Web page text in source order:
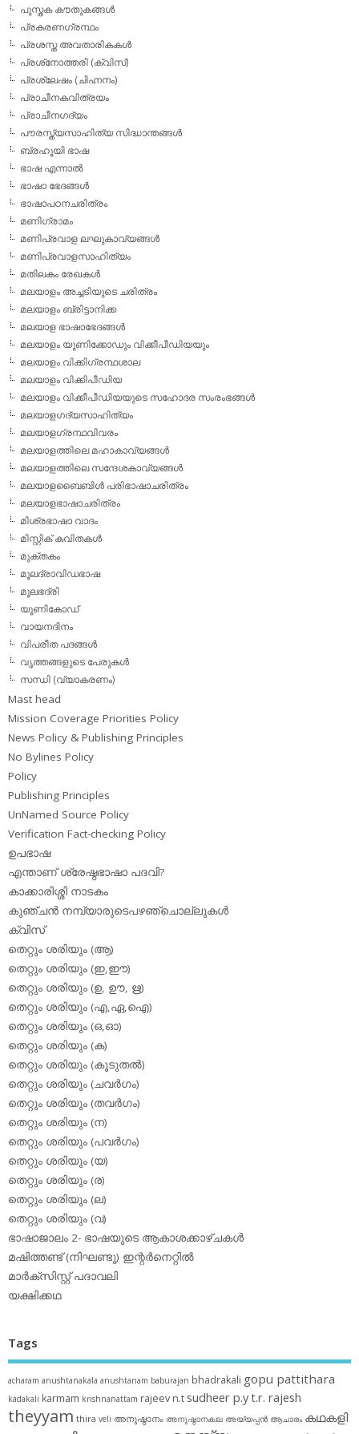
പുസ്തക കൗതുകങ്ങള്‍
പ്രകരണഗ്രന്ഥം
പ്രശസ്ത അവതാരികകള്‍
പ്രശ്‌നോത്തരി (ക്വിസ്)
പ്രശ്ലേഷം (ചിഹ്നനം)
പ്രാചീനകവിത്രയം
പ്രാചീനഗദ്യം
പൗരസ്ത്യസാഹിത്യ സിദ്ധാന്തങ്ങള്‍
ബ്രഹൂയി ഭാഷ
ഭാഷ എന്നാല്‍
ഭാഷാ ഭേദങ്ങള്‍
ഭാഷാപഠനചരിത്രം
മണിഗ്രാമം
മണിപ്രവാള ലഘുകാവ്യങ്ങള്‍
മണിപ്രവാളസാഹിത്യം
മതിലകം രേഖകള്‍
മലയാളം അച്ചടിയുടെ ചരിത്രം
മലയാളം ബ്രിട്ടാനിക്ക
മലയാള ഭാഷാഭേദങ്ങള്‍
മലയാളം യൂണിക്കോഡും വിക്കീപീഡിയയും
മലയാളം വിക്കിഗ്രന്ഥശാല
മലയാളം വിക്കിപീഡിയ
മലയാളം വിക്കീപീഡിയയുടെ സഹോദര സംരംഭങ്ങള്‍
മലയാളഗദ്യസാഹിത്യം
മലയാളഗ്രന്ഥവിവരം
മലയാളത്തിലെ മഹാകാവ്യങ്ങള്‍
മലയാളത്തിലെ സന്ദേശകാവ്യങ്ങള്‍
മലയാളബൈബിള്‍ പരിഭാഷാചരിത്രം
മലയാളഭാഷാചരിത്രം
മിശ്രഭാഷാ വാദം
മിസ്റ്റിക് കവിതകള്‍
മുക്തകം
മൂലദ്രാവിഡഭാഷ
മൂലഭദ്രി
യൂണികോഡ്
വായനദിനം
വിപരീത പദങ്ങള്‍
വൃത്തങ്ങളുടെ പേരുകള്‍
സന്ധി (വ്യാകരണം)
Mast head
Mission Coverage Priorities Policy
News Policy & Publishing Principles
No Bylines Policy
Policy
Publishing Principles
UnNamed Source Policy
Verification Fact-checking Policy
ഉപഭാഷ
എന്താണ് ശ്രേഷ്ഠഭാഷാ പദവി?
കാക്കാരിശ്ശി നാടകം
കുഞ്ചന്‍ നമ്പ്യാരുടെപഴഞ്ചൊല്ലുകള്‍
ക്വിസ്
തെറ്റും ശരിയും (ആ)
തെറ്റും ശരിയും (ഇ,ഈ)
തെറ്റും ശരിയും (ഉ, ഊ, ഋ)
തെറ്റും ശരിയും (എ,ഏ,ഐ)
തെറ്റും ശരിയും (ഒ,ഓ)
തെറ്റും ശരിയും (ക)
തെറ്റും ശരിയും (കൂടുതല്‍)
തെറ്റും ശരിയും (ചവര്‍ഗം)
തെറ്റും ശരിയും (തവര്‍ഗം)
തെറ്റും ശരിയും (ന)
തെറ്റും ശരിയും (പവര്‍ഗം)
തെറ്റും ശരിയും (യ)
തെറ്റും ശരിയും (ര)
തെറ്റും ശരിയും (ല)
തെറ്റും ശരിയും (വ)
ഭാഷാജാലം 2- ഭാഷയുടെ ആകാശക്കാഴ്ചകള്‍
മഷിത്തണ്ട് (നിഘണ്ടു) ഇന്റര്‍നെറ്റില്‍
മാര്‍ക്‌സിസ്റ്റ് പദാവലി
യക്ഷിക്കഥ
Tags
acharam anushtanakala anushtanam baburajan bhadrakali gopu pattithara
kadakali karmam krishnanattam rajeev n.t sudheer p.yt.r. rajesh
theyyam thira veli അനുഷ്ഠാനം അനുഷ്ഠാനകല അയ്യപ്പന്‍ ആചാരം കഥകളി